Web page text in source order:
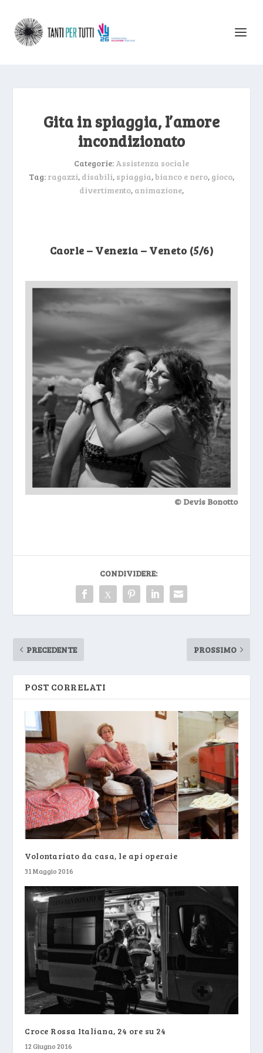
Gita in spiaggia, l’amore
incondizionato
Categorie: Assistenza sociale
Tag: ragazzi, disabili, spiaggia,bianco e nero, gioco,
divertimento, animazione,
Caorle – Venezia – Veneto (5/6)
© Devis Bonotto
CONDIVIDERE:
PRECEDENTE PROSSIMO
POST CORRELATI
Volontariato da casa, le api operaie
31 Maggio 2016
Croce Rossa Italiana, 24 ore su 24
12 Giugno 2016